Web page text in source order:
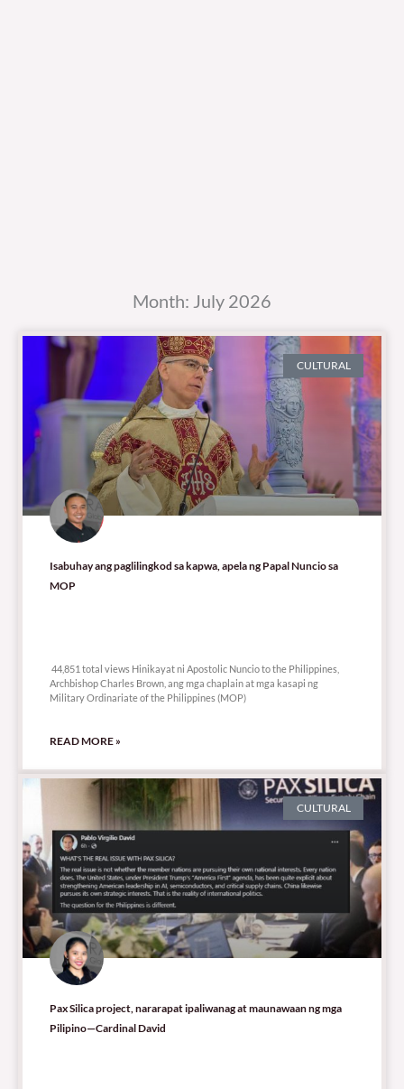
Month: July 2026
CULTURAL
Isabuhay ang paglilingkod sa kapwa, apela ng Papal Nuncio sa
MOP
44,851 total views Hinikayat ni Apostolic Nuncio to the Philippines,
Archbishop Charles Brown, ang mga chaplain at mga kasapi ng
Military Ordinariate of the Philippines (MOP)
READ MORE »
CULTURAL
Pax Silica project, nararapat ipaliwanag at maunawaan ng mga
Pilipino—Cardinal David